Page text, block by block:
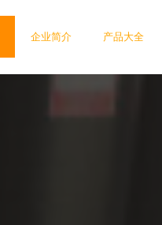
企业简介 产品大全